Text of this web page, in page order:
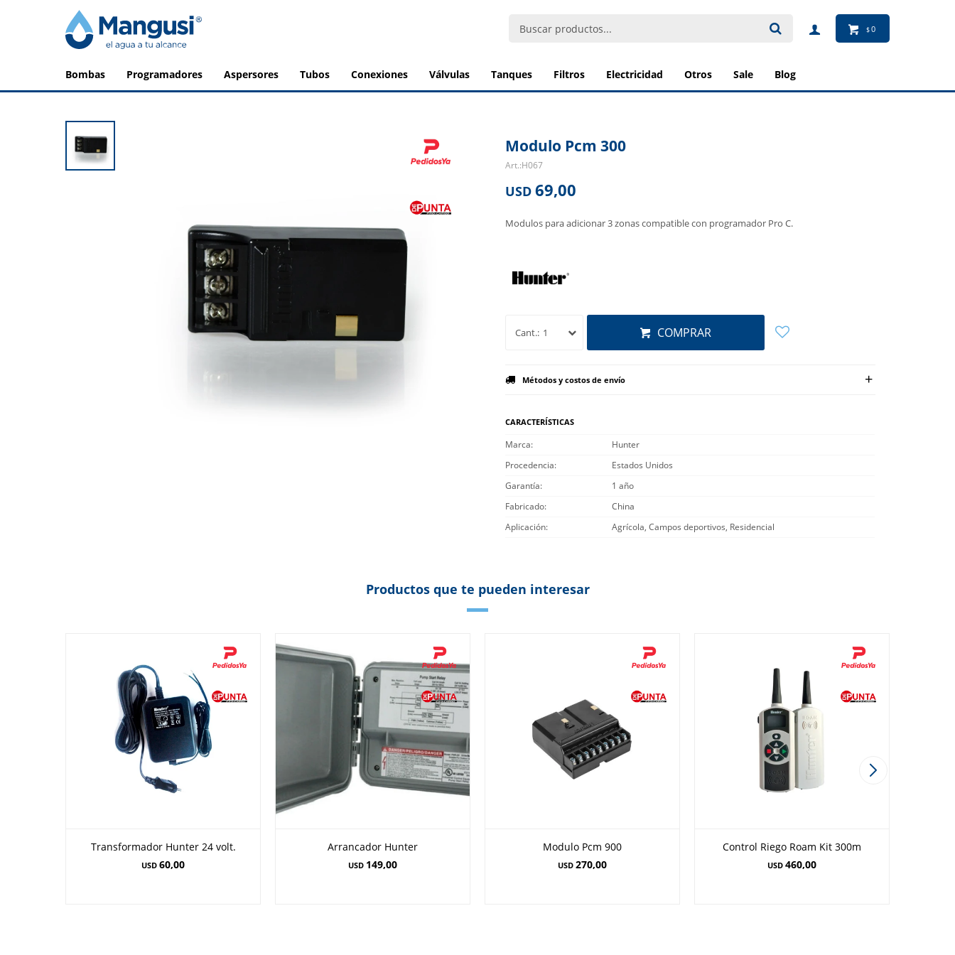
bombas programadores aspersores tubos conexiones válvulas tanques filtros electricidad otros sale blog
$0
Modulo Pcm 300
H067
USD 69,00
Modulos para adicionar 3 zonas compatible con programador Pro C.
1 COMPRAR
Métodos y costos de envío
CARACTERÍSTICAS
Marca
Hunter
Procedencia
Estados Unidos
Garantía
1 año
Fabricado
China
Aplicación
Agrícola, Campos deportivos, Residencial
Productos que te pueden interesar
Transformador Hunter 24 volt.
USD 60,00
Arrancador Hunter
USD 149,00
Modulo Pcm 900
USD 270,00
Control Riego Roam Kit 300m
USD 460,00